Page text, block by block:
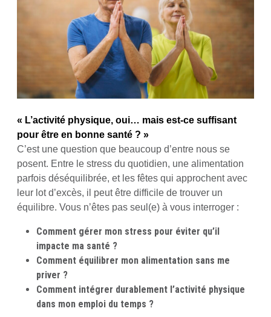
« L’activité physique, oui… mais est-ce suffisant
pour être en bonne santé ? »
C’est une question que beaucoup d’entre nous se
posent. Entre le stress du quotidien, une alimentation
parfois déséquilibrée, et les fêtes qui approchent avec
leur lot d’excès, il peut être difficile de trouver un
équilibre. Vous n’êtes pas seul(e) à vous interroger :
Comment gérer mon stress pour éviter qu’il
impacte ma santé ?
Comment équilibrer mon alimentation sans me
priver ?
Comment intégrer durablement l’activité physique
dans mon emploi du temps ?